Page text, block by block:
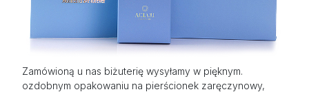
Zamówioną u nas biżuterię wysyłamy w pięknym.
ozdobnym opakowaniu na pierścionek zaręczynowy,